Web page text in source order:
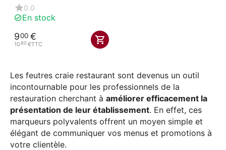
Les feutres craie restaurant sont devenus un outil
incontournable pour les professionnels de la
restauration cherchant à améliorer efficacement la
présentation de leur établissement. En effet, ces
marqueurs polyvalents offrent un moyen simple et
élégant de communiquer vos menus et promotions à
votre clientèle.
0.0
En stock
900 €
1080€TTC